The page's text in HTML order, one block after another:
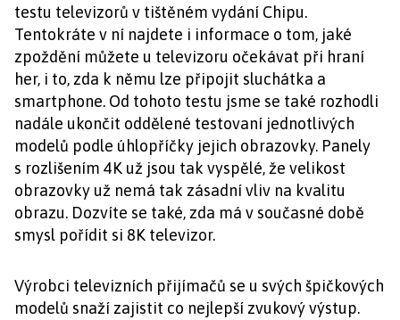
testu televizorů v tištěném vydání Chipu.
Tentokráte v ní najdete i informace o tom, jaké
zpoždění můžete u televizoru očekávat při hraní
her, i to, zda k němu lze připojit sluchátka a
smartphone. Od tohoto testu jsme se také rozhodli
nadále ukončit oddělené testovaní jednotlivých
modelů podle úhlopříčky jejich obrazovky. Panely
s rozlišením 4K už jsou tak vyspělé, že velikost
obrazovky už nemá tak zásadní vliv na kvalitu
obrazu. Dozvíte se také, zda má v současné době
smysl pořídit si 8K televizor.
Výrobci televizních přijímačů se u svých špičkových
modelů snaží zajistit co nejlepší zvukový výstup.